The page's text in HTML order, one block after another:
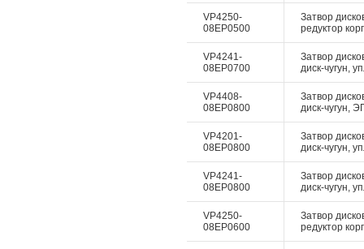
VP4250-
08EP0500
Затвор
редуктор
VP4241-
08EP0700
Затвор
диск-чугун,
VP4408-
08EP0800
Затвор
диск-чугун,
VP4201-
08EP0800
Затвор
диск-чугун,
VP4241-
08EP0800
Затвор
диск-чугун,
VP4250-
08EP0600
Затвор
редуктор